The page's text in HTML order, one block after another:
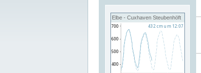
Elbe - Cuxhaven Steubenhöft